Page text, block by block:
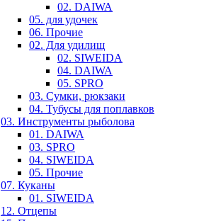
02. DAIWA
05. для удочек
06. Прочие
02. Для удилищ
02. SIWEIDA
04. DAIWA
05. SPRO
03. Сумки, рюкзаки
04. Тубусы для поплавков
03. Инструменты рыболова
01. DAIWA
03. SPRO
04. SIWEIDA
05. Прочие
07. Куканы
01. SIWEIDA
12. Отцепы